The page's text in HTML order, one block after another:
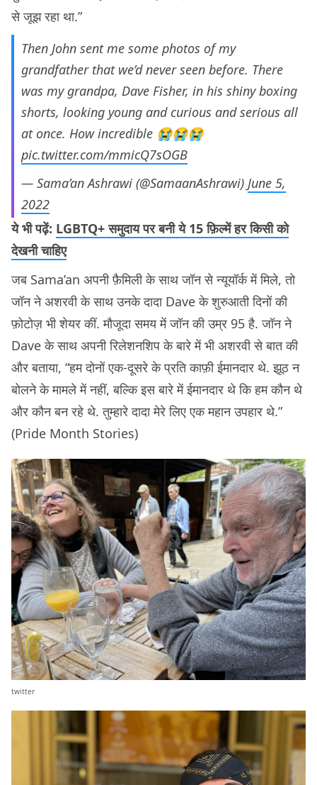
से जूझ रहा था.”
Then John sent me some photos of my
grandfather that we’d never seen before. There
was my grandpa, Dave Fisher, in his shiny boxing
shorts, looking young and curious and serious all
at once. How incredible 😭😭😭
pic.twitter.com/mmicQ7sOGB
— Sama’an Ashrawi (@SamaanAshrawi) June 5,
2022
ये भी पढ़ें: LGBTQ+ समुदाय पर बनी ये 15 फ़िल्में हर किसी को
देखनी चाहिए
जब Sama’an अपनी फ़ैमिली के साथ जॉन से न्यूयॉर्क में मिले, तो
जॉन ने अशरवी के साथ उनके दादा Dave के शुरुआती दिनों की
फ़ोटोज़ भी शेयर कीं. मौजूदा समय में जॉन की उम्र 95 है. जॉन ने
Dave के साथ अपनी रिलेशनशिप के बारे में भी अशरवी से बात की
और बताया, “हम दोनों एक-दूसरे के प्रति काफ़ी ईमानदार थे. झूठ न
बोलने के मामले में नहीं, बल्कि इस बारे में ईमानदार थे कि हम कौन थे
और कौन बन रहे थे. तुम्हारे दादा मेरे लिए एक महान उपहार थे.”
(Pride Month Stories)
twitter